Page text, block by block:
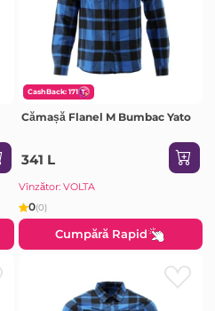
CashBack: 171
Cămașă Flanel M Bumbac Yato
341 L
Vînzător: VOLTA
0(0)
Cumpără Rapid